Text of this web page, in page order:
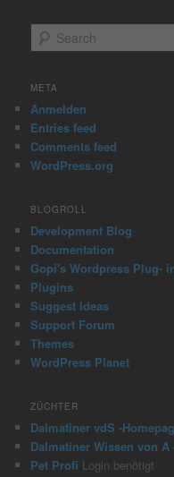
e
r
h
META
Anmelden
Entries feed
Comments feed
WordPress.org
BLOGROLL
Development Blog
Documentation
Gopi's Wordpress Plug-
Plugins
Suggest Ideas
Support Forum
Themes
WordPress Planet
ZÜCHTER
Dalmatiner vdS -
Dalmatiner Wissen von A
Pet Profi Login benötigt